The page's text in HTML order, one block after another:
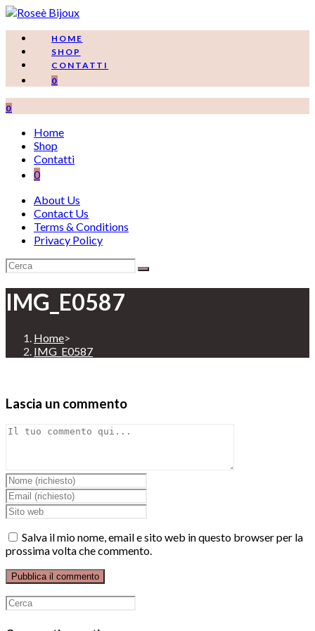
Salta
contenutoHOME
SHOP
CONTATTI
0
0
Home
Shop
Contatti
0
About Us
Contact Us
Terms & Conditions
Privacy Policy
IMG_E0587
Home>
IMG_E0587
Lascia un commento
Comment
Inserisci
il
tuo
nome
o
nome
utente
per
commentare
Inserisci
il
tuo
indirizzo
email
per
commentare
Enter
your
website
URL
Salva il mio nome, email e sito web in questo browser per la
prossima volta che commento.
Ricerca
per: